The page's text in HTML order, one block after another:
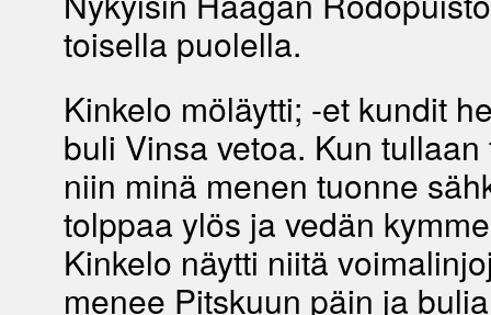
toisella puolella.
Kinkelo möläytti; -et kundit
buli Vinsa vetoa. Kun
niin minä menen tuonne
tolppaa ylös ja vedän
Kinkelo näytti niitä
menee Pitskuun päin ja